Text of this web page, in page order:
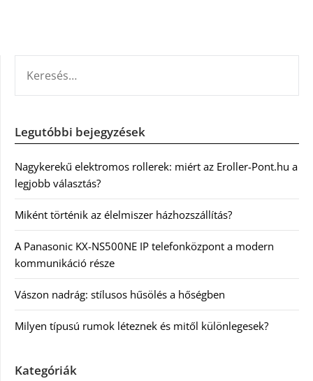
Legutóbbi bejegyzések
Nagykerekű elektromos rollerek: miért az Eroller-Pont.hu a
legjobb választás?
Miként történik az élelmiszer házhozszállítás?
A Panasonic KX-NS500NE IP telefonközpont a modern
kommunikáció része
Vászon nadrág: stílusos hűsölés a hőségben
Milyen típusú rumok léteznek és mitől különlegesek?
Kategóriák